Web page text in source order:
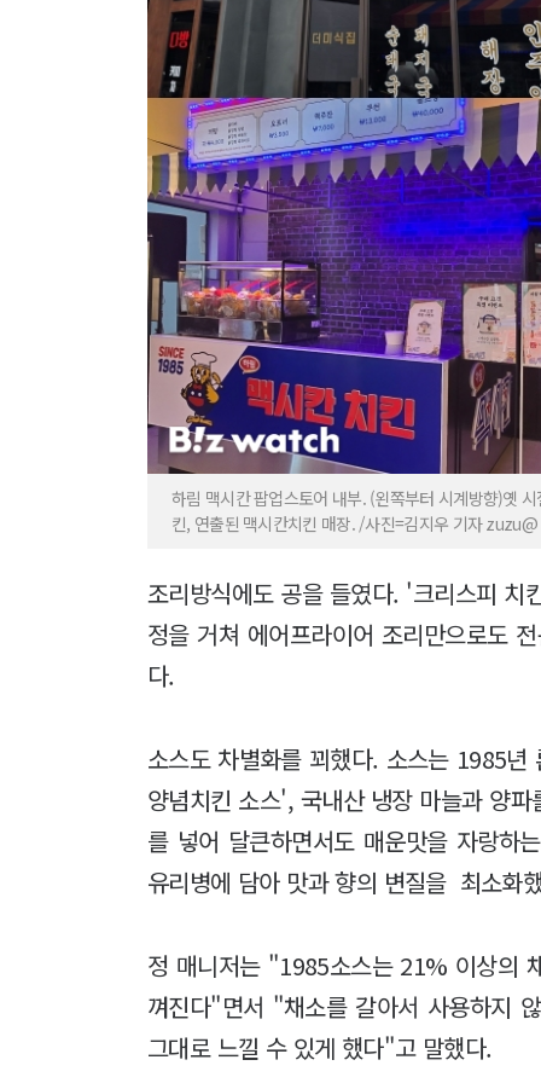
하림 맥시칸 팝업스토어 내부. (왼쪽부터 시계방향)옛
킨, 연출된 맥시칸치킨 매장. /사진=김지우 기자 zuzu@
조리방식에도 공을 들였다. '크리스피 치
정을 거쳐 에어프라이어 조리만으로도
다.
소스도 차별화를 꾀했다. 소스는 1985
양념치킨 소스', 국내산 냉장 마늘과 양
를 넣어 달큰하면서도 매운맛을 자랑
유리병에 담아 맛과 향의 변질을 최소화
정 매니저는 "1985소스는 21% 이상의
껴진다"면서 "채소를 갈아서 사용하지
그대로 느낄 수 있게 했다"고 말했다.